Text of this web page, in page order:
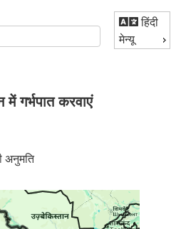
हिंदी
मेन्यू
में गर्भपात करवाएं
अनुमति